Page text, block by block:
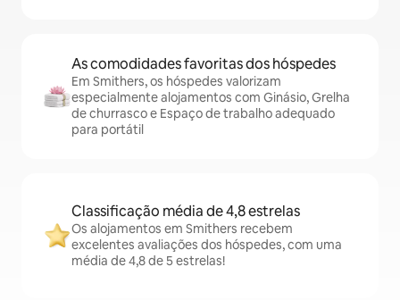
As comodidades favoritas dos hóspedes
Em Smithers, os hóspedes valorizam
especialmente alojamentos com Ginásio, Grelha
de churrasco e Espaço de trabalho adequado
para portátil
Classificação média de 4,8 estrelas
Os alojamentos em Smithers recebem
excelentes avaliações dos hóspedes, com uma
média de 4,8 de 5 estrelas!